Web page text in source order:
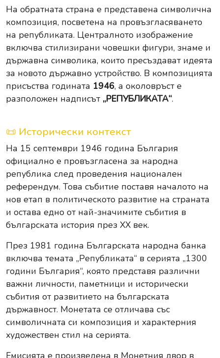
На обратната страна е представена символична
композиция, посветена на провъзгласяването
на републиката. Централното изображение
включва стилизирани човешки фигури, знаме и
държавна символика, които пресъздават идеята
за новото държавно устройство. В композицията
присъства годината 1946, а околовръст е
разположен надписът „РЕПУБЛИКАТА“.
📜 Исторически контекст
На 15 септември 1946 година България
официално е провъзгласена за народна
република след проведения национален
референдум. Това събитие поставя началото на
нов етап в политическото развитие на страната
и остава едно от най-значимите събития в
българската история през XX век.
През 1981 година Българската народна банка
включва темата „Републиката“ в серията „1300
години България“, която представя различни
важни личности, паметници и исторически
събития от развитието на българската
държавност. Монетата се отличава със
символичната си композиция и характерния
художествен стил на серията.
Емисията е произведена в Монетния двор в